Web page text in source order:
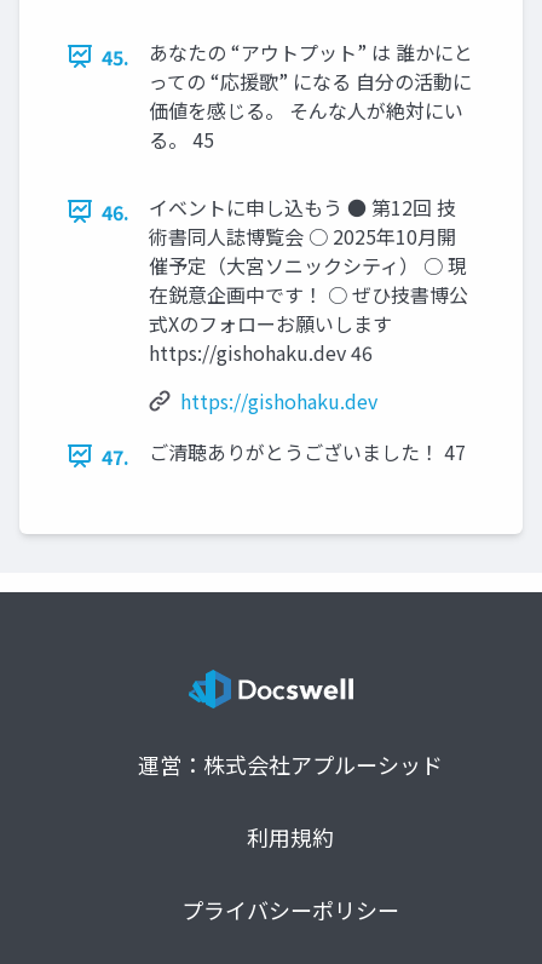
45.
あなたの “アウトプット” は 誰かにと
っての “応援歌” になる 自分の活動に
価値を感じる。 そんな人が絶対にい
る。 45
46.
イベントに申し込もう ● 第12回 技
術書同人誌博覧会 ○ 2025年10月開
催予定（大宮ソニックシティ） ○ 現
在鋭意企画中です！ ○ ぜひ技書博公
式Xのフォローお願いします
https://gishohaku.dev 46
https://gishohaku.dev
47.
ご清聴ありがとうございました！ 47
運営：株式会社アプルーシッド
利用規約
プライバシーポリシー